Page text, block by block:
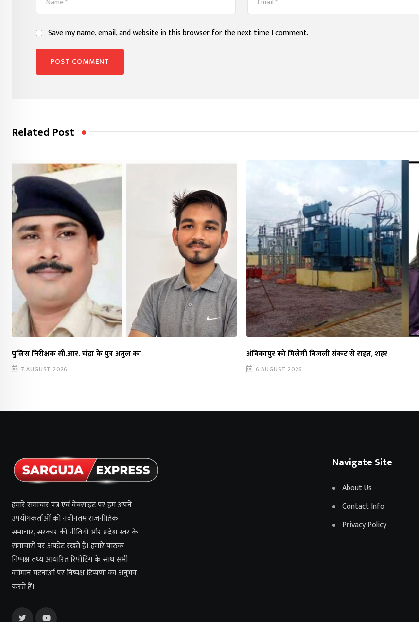
Save my name, email, and website in this browser for the next time I comment.
Related Post
पुलिस निरीक्षक सी.आर. चंद्रा के पुत्र अतुल का
7 AUGUST 2026
अंबिकापुर को मिलेगी बिजली संकट से राहत, शहर
6 AUGUST 2026
हमारे समाचार पत्र एवं वेबसाइट पर हम अपने
उपयोगकर्ताओं को नवीनतम राजनीतिक
समाचार, सरकार की नीतियों और प्रदेश स्तर के
समाचारों पर अपडेट रखते हैं। हमारे पाठक
निष्पक्ष तथ्य आधारित रिपोर्टिंग के साथ सभी
वर्तमान घटनाओं पर निष्पक्ष टिप्पणी का अनुभव
करते हैं।
Navigate Site
About Us
Contact Info
Privacy Policy